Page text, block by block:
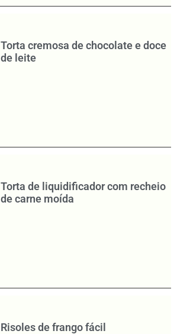
Torta cremosa de chocolate e doce
de leite
Torta de liquidificador com recheio
de carne moída
Risoles de frango fácil